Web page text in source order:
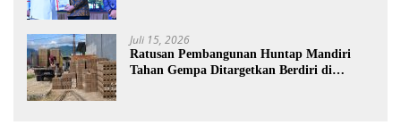
Juli 15, 2026
Ratusan Pembangunan Huntap Mandiri
Tahan Gempa Ditargetkan Berdiri di